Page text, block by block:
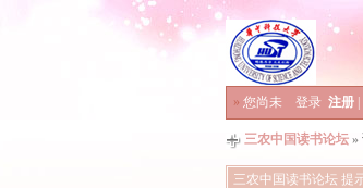
» 您尚未 登录 注册
三农中国读书论坛 »
三农中国读书论坛 提